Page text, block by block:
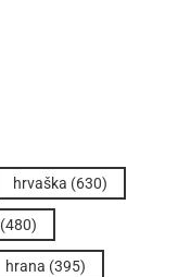
hrvaška (630)
(480)
hrana (395)